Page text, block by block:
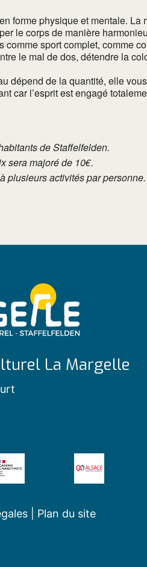
forme physique et mentale.
le corps de manière
sport complet, comme
le mal de dos, détendre la
dépend de la quantité, elle
car l’esprit est engagé
de Staffelfelden.
sera majoré de 10€.
plusieurs activités par
La Margelle
Plan du site